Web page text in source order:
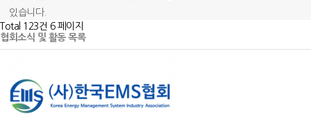
있습니다.
Total 123건 6 페이지
협회소식 및 활동 목록